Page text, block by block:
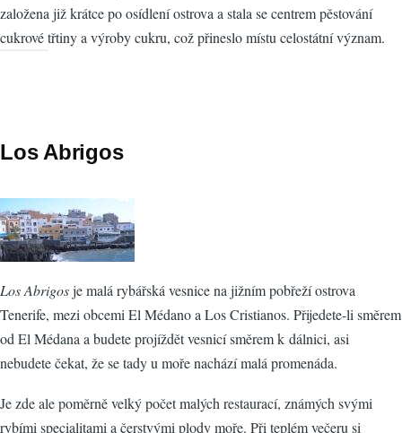
založena již krátce po osídlení ostrova a stala se centrem pěstování
cukrové třtiny a výroby cukru, což přineslo místu celostátní význam.
Los Abrigos
Los Abrigosje malá rybářská vesnice na jižním pobřeží ostrova
Tenerife, mezi obcemi El Médano a Los Cristianos. Přijedete-li směrem
od El Médana a budete projíždět vesnicí směrem k dálnici, asi
nebudete čekat, že se tady u moře nachází malá promenáda.
Je zde ale poměrně velký počet malých restaurací, známých svými
rybími specialitami a čerstvými plody moře. Při teplém večeru si